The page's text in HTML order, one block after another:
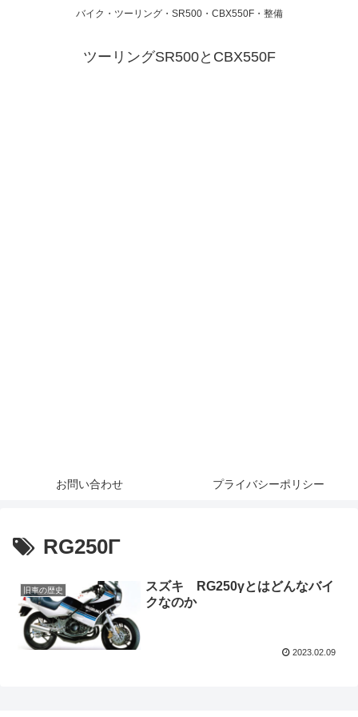
バイク・ツーリング・SR500・CBX550F・整備
ツーリングSR500とCBX550F
お問い合わせ プライバシーポリシー
RG250Γ
旧車の歴史
スズキ RG250γとはどんなバイ
クなのか
2023.02.09